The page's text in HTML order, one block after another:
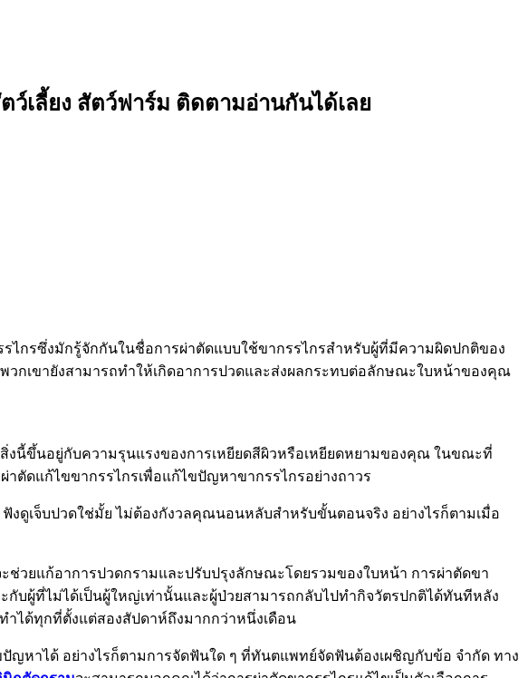
ว์เลี้ยง สัตว์ฟาร์ม ติดตามอ่านกันได้เลย
กรซึ่งมักรู้จักกันในชื่อการผ่าตัดแบบใช้ขากรรไกรสำหรับผู้ที่มีความผิดปกติของ
กเขายังสามารถทำให้เกิดอาการปวดและส่งผลกระทบต่อลักษณะใบหน้าของคุณ
นี้ขึ้นอยู่กับความรุนแรงของการเหยียดสีผิวหรือเหยียดหยามของคุณ ในขณะที่
าตัดแก้ไขขากรรไกรเพื่อแก้ไขปัญหาขากรรไกรอย่างถาวร
ดูเจ็บปวดใช่มั้ย ไม่ต้องกังวลคุณนอนหลับสำหรับขั้นตอนจริง อย่างไรก็ตามเมื่อ
ช่วยแก้อาการปวดกรามและปรับปรุงลักษณะโดยรวมของใบหน้า การผ่าตัดขา
บผู้ที่ไม่ได้เป็นผู้ใหญ่เท่านั้นและผู้ป่วยสามารถกลับไปทำกิจวัตรปกติได้ทันทีหลัง
ได้ทุกที่ตั้งแต่สองสัปดาห์ถึงมากกว่าหนึ่งเดือน
หาได้ อย่างไรก็ตามการจัดฟันใด ๆ ที่ทันตแพทย์จัดฟันต้องเผชิญกับข้อ จำกัด ทาง